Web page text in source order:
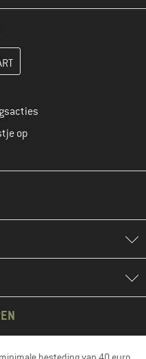
de volgende stap je
op